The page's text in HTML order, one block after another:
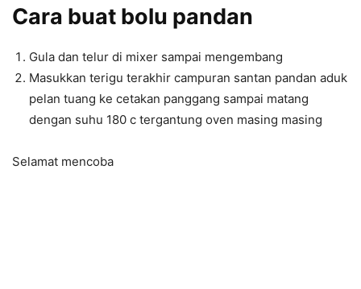
Cara buat bolu pandan
Gula dan telur di mixer sampai mengembang
Masukkan terigu terakhir campuran santan pandan aduk
pelan tuang ke cetakan panggang sampai matang
dengan suhu 180 c tergantung oven masing masing
Selamat mencoba